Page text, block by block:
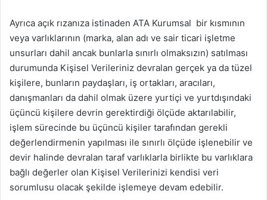
Ayrıca açık rızanıza istinaden ATA Kurumsal bir kısmının
veya varlıklarının (marka, alan adı ve sair ticari işletme
unsurları dahil ancak bunlarla sınırlı olmaksızın) satılması
durumunda Kişisel Verileriniz devralan gerçek ya da tüzel
kişilere, bunların paydaşları, iş ortakları, aracıları,
danışmanları da dahil olmak üzere yurtiçi ve yurtdışındaki
üçüncü kişilere devrin gerektirdiği ölçüde aktarılabilir,
işlem sürecinde bu üçüncü kişiler tarafından gerekli
değerlendirmenin yapılması ile sınırlı ölçüde işlenebilir ve
devir halinde devralan taraf varlıklarla birlikte bu varlıklara
bağlı değerler olan Kişisel Verilerinizi kendisi veri
sorumlusu olacak şekilde işlemeye devam edebilir.